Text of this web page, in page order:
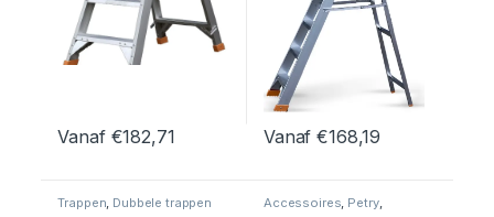
Vanaf €182,71 Vanaf €168,19
Trappen, Dubbele trappen Accessoires, Petry,